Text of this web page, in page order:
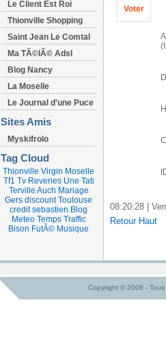
Le Client Est Roi
Thionville Shopping
Saint Jean Le Comtal
Ma TÃ©lÃ© Adsl
Blog Nancy
La Moselle
Le Journal d'une Puce
Sites Amis
Myskifrolo
Tag Cloud
Thionville Virgin Moselle
Tf1 Tv Reveries Une Tati
Terville Auch Mariage
Gers discount Toulouse
credit sebastien Blog
Meteo Temps Traffic
Bison FutÃ© Musique
Voter
08:20:28 |
Retour Haut
Copyright © 2008 -